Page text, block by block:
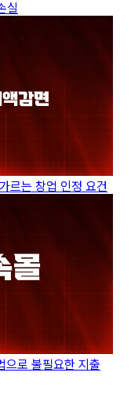
실
르는 창업 인정 요건
으로 불필요한 지출